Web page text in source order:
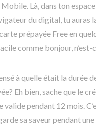
Là, dans ton
du digital, tu auras
prépayée Free en
comme bonjour, n’est-
à quelle était la durée
Eh bien, sache que le
valide pendant 12 mois.
sa saveur pendant